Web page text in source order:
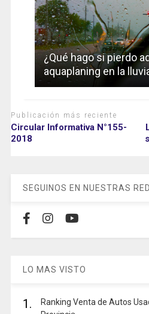
¿Qué hago si pierdo
aquaplaning en la
Publicación más reciente
Circular Informativa N°155-
2018
SEGUINOS EN NUESTRAS
LO MAS VISTO
1.
Ranking Venta de Autos